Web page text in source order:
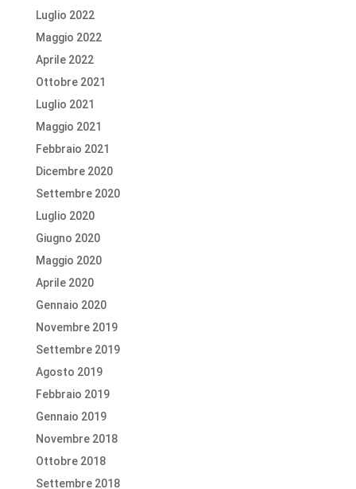
Luglio 2022
Maggio 2022
Aprile 2022
Ottobre 2021
Luglio 2021
Maggio 2021
Febbraio 2021
Dicembre 2020
Settembre 2020
Luglio 2020
Giugno 2020
Maggio 2020
Aprile 2020
Gennaio 2020
Novembre 2019
Settembre 2019
Agosto 2019
Febbraio 2019
Gennaio 2019
Novembre 2018
Ottobre 2018
Settembre 2018